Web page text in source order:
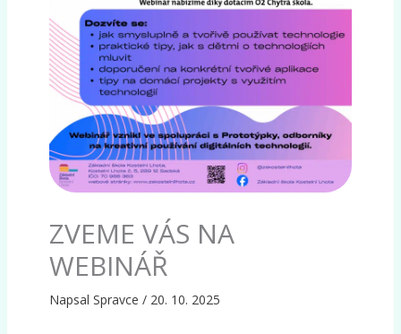
ZVEME VÁS NA
WEBINÁŘ
Napsal Spravce / 20. 10. 2025